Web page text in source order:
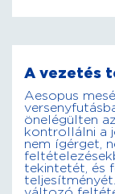
A vezetés
Aesopus
önelégülten
kontrollálni a
nem ígérget,
tekintetét, és